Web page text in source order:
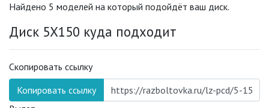
Найдено 5 моделей на который подойдёт ваш диск.
Диск 5X150 куда подходит
Скопировать ссылку
Копировать ссылку